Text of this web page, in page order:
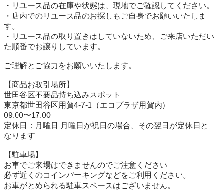
・リユース品の在庫や状態は、現地でご確認してください。
・店内でのリユース品のお探しもご自身でお願いいたしま
す。
・リユース品の取り置きはしていないため、ご来店いただい
た順番でお譲りしています。
ご理解とご協力をお願いいたします。
【商品お取引場所】
世田谷区不要品持ち込みスポット
東京都世田谷区用賀4-7-1（エコプラザ用賀内）
09:00〜17:00
定休日：月曜日 月曜日が祝日の場合、その翌日が定休日と
なります
【駐⾞場】
お車でご来場はできませんのでご注意ください
必ず近くのコインパーキングなどをご利用ください。
お車がとめられる駐車スペースはございません。